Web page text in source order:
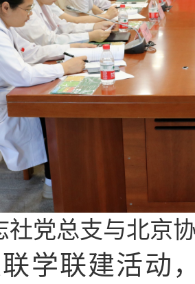
社党总支与北京
学联建活动